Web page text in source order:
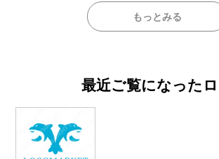
もっとみる
最近ご覧になった